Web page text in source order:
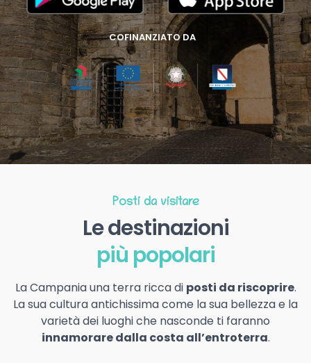
COFINANZIATO DA
Posti da visitare
Le destinazioni
più popolari
La Campania una terra ricca di posti da riscoprire.
La sua cultura antichissima come la sua bellezza e la
varietà dei luoghi che nasconde ti faranno
innamorare dalla costa all’entroterra.